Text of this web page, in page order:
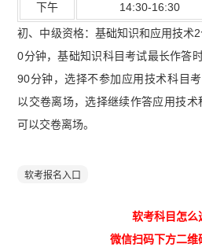
下午 14:30-16:30
初、中级资格：基础知识和应用技术
0分钟，基础知识科目考试最长作答
90分钟，选择不参加应用技术科目
以交卷离场，选择继续作答应用技
可以交卷离场。
软考报名入口
软考科目怎么
微信扫码下方二维